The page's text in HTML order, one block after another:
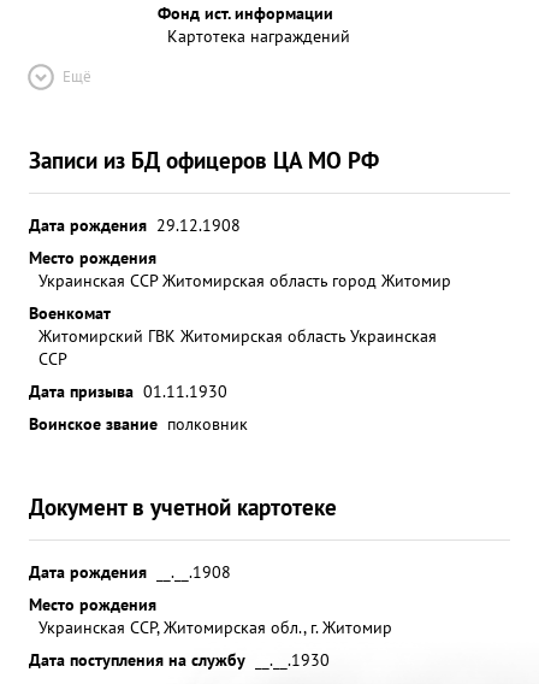
Фонд ист. информации
Картотека награждений
Ещё
Записи из БД офицеров ЦА МО РФ
Дата рождения 29.12.1908
Место рождения
Украинская ССР Житомирская область город Житомир
Военкомат
Житомирский ГВК Житомирская область Украинская
ССР
Дата призыва 01.11.1930
Воинское звание полковник
Документ в учетной картотеке
Дата рождения
__.__.1908
Место рождения
Украинская ССР, Житомирская обл., г. Житомир
Дата поступления на службу
__.__.1930